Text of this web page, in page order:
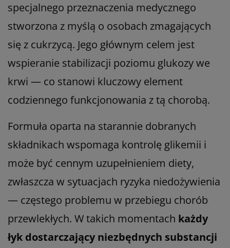
specjalnego przeznaczenia medycznego
stworzona z myślą o osobach zmagających
się z cukrzycą. Jego głównym celem jest
wspieranie stabilizacji poziomu glukozy we
krwi — co stanowi kluczowy element
codziennego funkcjonowania z tą chorobą.
Formuła oparta na starannie dobranych
składnikach wspomaga kontrolę glikemii i
może być cennym uzupełnieniem diety,
zwłaszcza w sytuacjach ryzyka niedożywienia
— częstego problemu w przebiegu chorób
przewlekłych. W takich momentach każdy
łyk dostarczający niezbędnych substancji